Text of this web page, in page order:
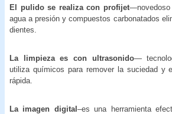
El pulido se realiza con profijet
agua a presión y compuestos carbonatados
dientes.
La limpieza es con ultrasonido—
utiliza químicos para remover la suciedad y
rápida.
La imagen digital –es una herramienta